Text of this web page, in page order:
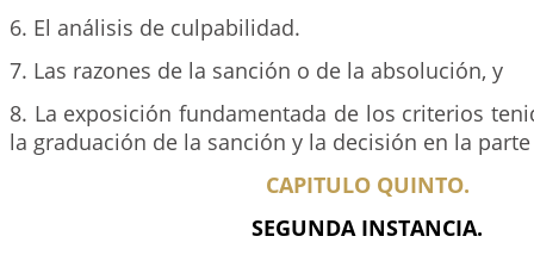
6. El análisis de culpabilidad.
7. Las razones de la sanción o de la absolución, y
8. La exposición fundamentada de los criterios
la graduación de la sanción y la decisión en la
CAPITULO QUINTO.
SEGUNDA INSTANCIA.